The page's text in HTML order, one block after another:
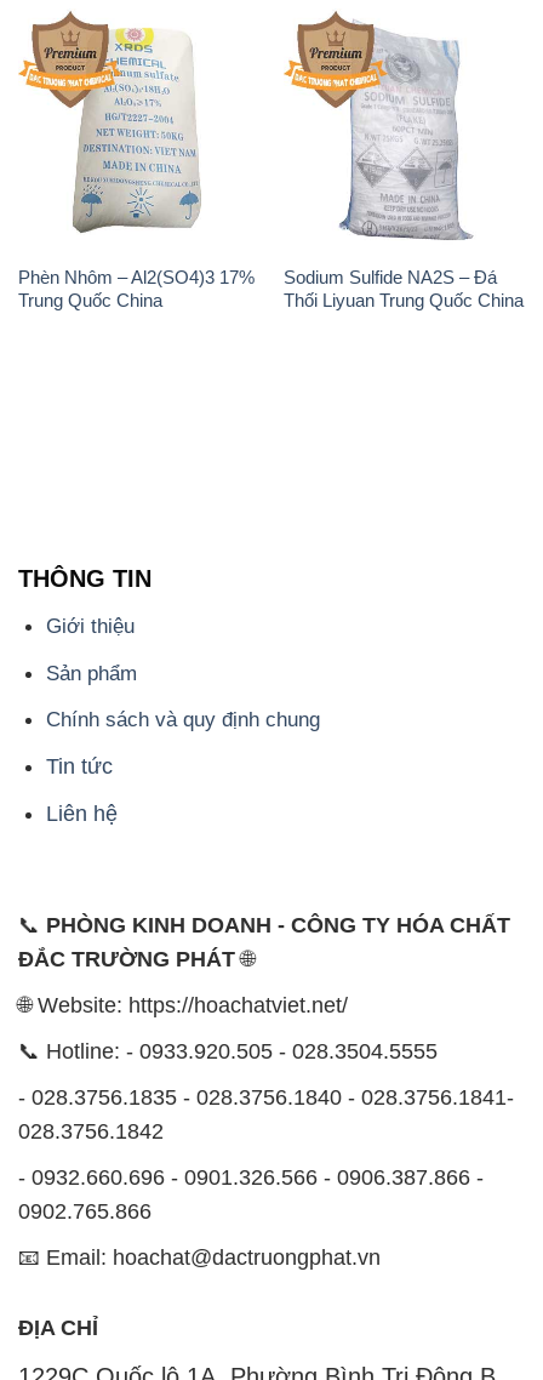
Phèn Nhôm – Al2(SO4)3 17%
Trung Quốc China
Sodium Sulfide NA2S – Đá
Thối Liyuan Trung Quốc China
Chính sách và quy định chung
Tin tức
Liên hệ
📞
PHÒNG KINH DOANH - CÔNG TY HÓA CHẤT
ĐẮC TRƯỜNG PHÁT
- 028.3756.1835 - 028.3756.1840 - 028.3756.1841-
0902.765.866
📧 Email: hoachat@dactruongphat.vn
ĐỊA CHỈ
1229C Quốc lộ 1A, Phường Bình Trị Đông B,
Quận Bình Tân, TP. Hồ Chí Minh